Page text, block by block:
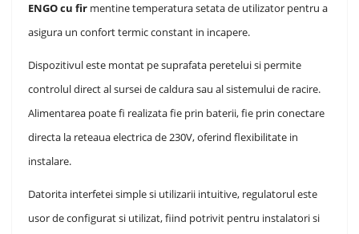
ENGO cu fir mentine temperatura setata de utilizator pentru a
asigura un confort termic constant in incapere.
Dispozitivul este montat pe suprafata peretelui si permite
controlul direct al sursei de caldura sau al sistemului de racire.
Alimentarea poate fi realizata fie prin baterii, fie prin conectare
directa la reteaua electrica de 230V, oferind flexibilitate in
instalare.
Datorita interfetei simple si utilizarii intuitive, regulatorul este
usor de configurat si utilizat, fiind potrivit pentru instalatori si